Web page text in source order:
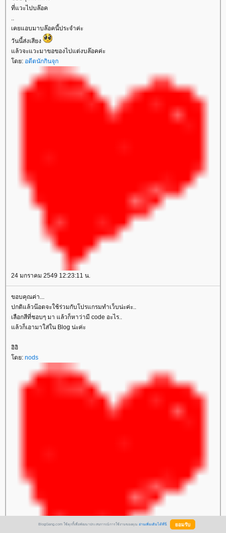
ที่แวะไปบล๊อค
..
เคยแอบมาบล๊อคนี้ประจำค่ะ
วันนี้ส่งเสียง
ล้วจะแวะมาขอของไปแต่งบล๊อคค่ะ
ดย: อดีตนักกินจุก
24 มกราคม 2549 12:23:11 น.
ขอบคุณค่า...
ปกติแล้วน๊อตจะใช้ร่วมกับโปรแกรมทำเว็บน่ะค่ะ..
เลือกสีที่ชอบๆ มา แล้วก็หาว่ามี code อะไร..
ล้วก็เอามาใส่ใน Blog น่ะค่ะ
อิอิ
ดย: nods
BlogGang.com ใช้คุกกี้เพื่อพัฒนาประสบการณ์การใช้งานของคุณ อ่านเพิ่มเติมได้ที่นี่